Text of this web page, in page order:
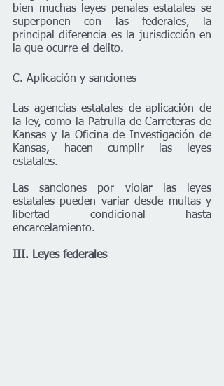
bien muchas leyes penales estatales se
superponen con las federales, la
principal diferencia es la jurisdicción en
la que ocurre el delito.
C. Aplicación y sanciones
Las agencias estatales de aplicación de
la ley, como la Patrulla de Carreteras de
Kansas y la Oficina de Investigación de
Kansas, hacen cumplir las leyes
estatales.
Las sanciones por violar las leyes
estatales pueden variar desde multas y
libertad condicional hasta
encarcelamiento.
III. Leyes federales